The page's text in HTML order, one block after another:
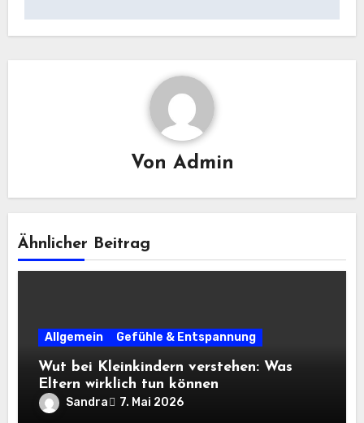
Von Admin
Ähnlicher Beitrag
Allgemein Gefühle & Entspannung
Wut bei Kleinkindern verstehen: Was
Eltern wirklich tun können
Sandra 7. Mai 2026